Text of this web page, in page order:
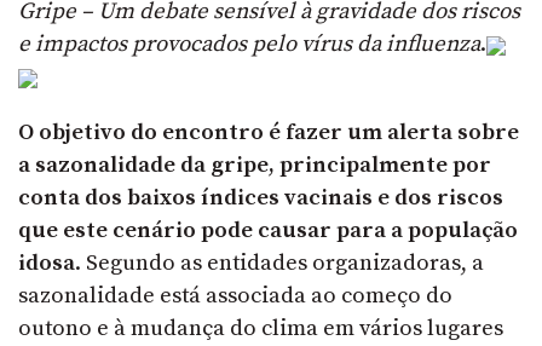
Gripe – Um debate sensível à gravidade dos riscos
e impactos provocados pelo vírus da influenza.
O objetivo do encontro é fazer um alerta sobre
a sazonalidade da gripe, principalmente por
conta dos baixos índices vacinais e dos riscos
que este cenário pode causar para a população
idosa. Segundo as entidades organizadoras, a
sazonalidade está associada ao começo do
outono e à mudança do clima em vários lugares